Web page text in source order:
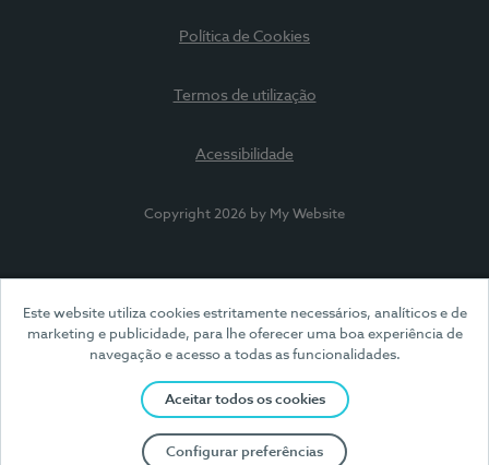
Este website utiliza cookies estritamente necessários, analíticos e de
marketing e publicidade, para lhe oferecer uma boa experiência de
navegação e acesso a todas as funcionalidades.
Aceitar todos os cookies
Configurar preferências
Política de Cookies
Termos de utilização
Acessibilidade
Copyright 2026 by My Website